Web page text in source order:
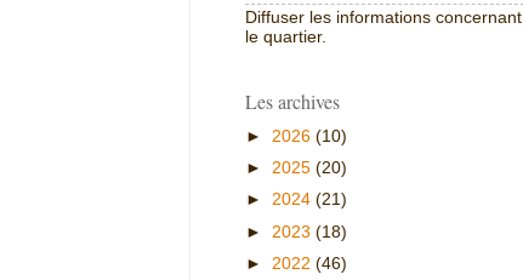
Diffuser les informations concernant
le quartier.
Les archives
► 2026 (10)
► 2025 (20)
► 2024 (21)
► 2023 (18)
► 2022 (46)